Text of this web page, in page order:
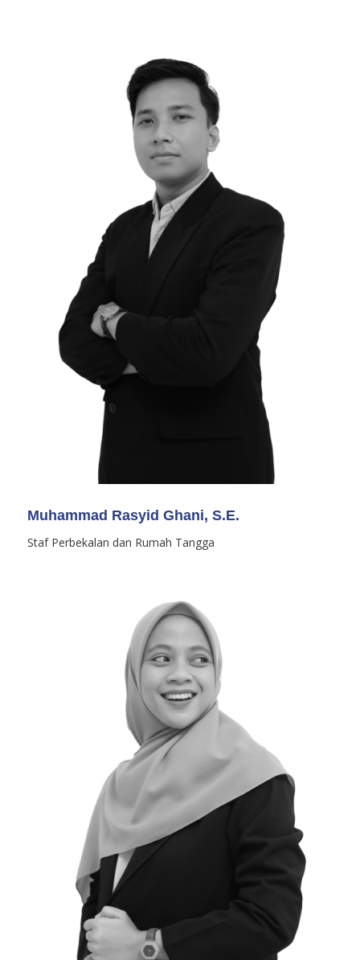
Muhammad Rasyid Ghani, S.E.
Staf Perbekalan dan Rumah Tangga